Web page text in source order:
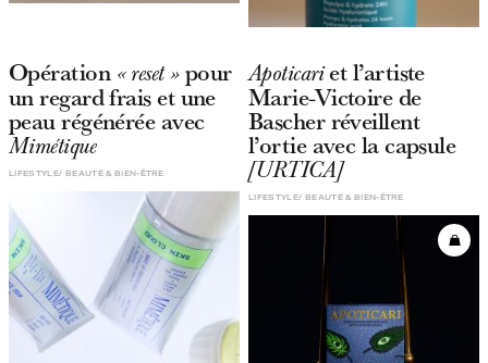
Opération « reset »pour
un regard frais et une
peau régénérée avec
Mimétique
BEAUTÉ & BIEN-ÊTRE
LIFESTYLE
Apoticariet l’artiste
Marie-Victoire de
Bascher réveillent
l’ortie avec la capsule
[URTICA]
BEAUTÉ & BIEN-ÊTRE
LIFESTYLE